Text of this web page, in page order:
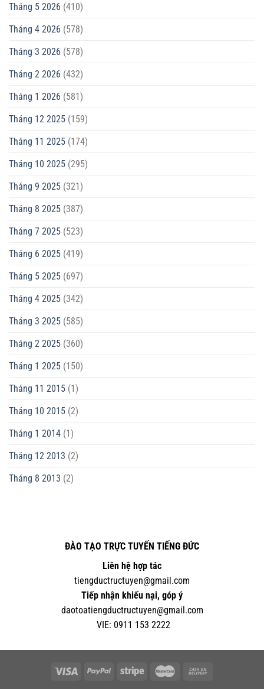
Tháng 5 2026 (410)
Tháng 4 2026 (578)
Tháng 3 2026 (578)
Tháng 2 2026 (432)
Tháng 1 2026 (581)
Tháng 12 2025 (159)
Tháng 11 2025 (174)
Tháng 10 2025 (295)
Tháng 9 2025 (321)
Tháng 8 2025 (387)
Tháng 7 2025 (523)
Tháng 6 2025 (419)
Tháng 5 2025 (697)
Tháng 4 2025 (342)
Tháng 3 2025 (585)
Tháng 2 2025 (360)
Tháng 1 2025 (150)
Tháng 11 2015 (1)
Tháng 10 2015 (2)
Tháng 1 2014 (1)
Tháng 12 2013 (2)
Tháng 8 2013 (2)
ĐÀO TẠO TRỰC TUYẾN TIẾNG ĐỨC
Liên hệ hợp tác
tiengductructuyen@gmail.com
Tiếp nhận khiếu nại, góp ý
daotoatiengductructuyen@gmail.com
VIE: 0911 153 2222